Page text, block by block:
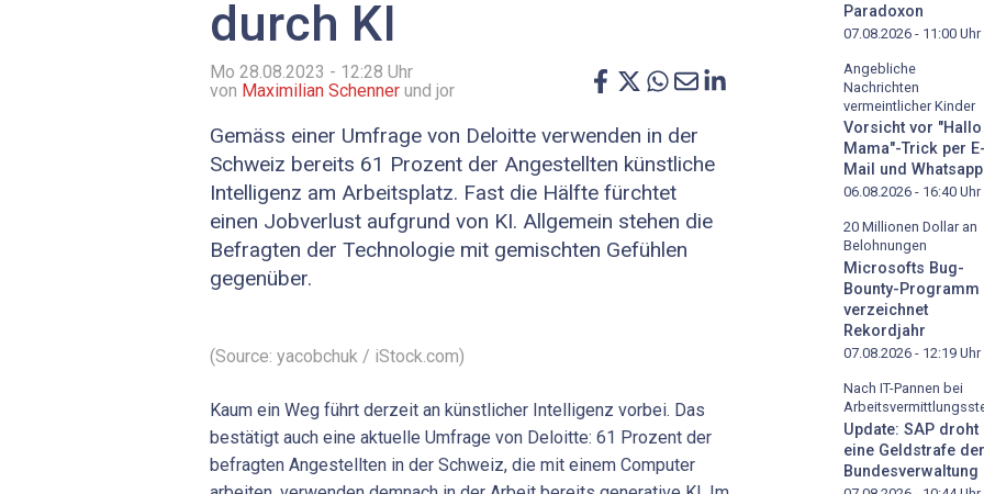
durch KI
Mo 28.08.2023 - 12:28 Uhr
von Maximilian Schenner und jor
Gemäss einer Umfrage von Deloitte verwenden in der
Schweiz bereits 61 Prozent der Angestellten künstliche
Intelligenz am Arbeitsplatz. Fast die Hälfte fürchtet
einen Jobverlust aufgrund von KI. Allgemein stehen die
Befragten der Technologie mit gemischten Gefühlen
gegenüber.
(Source: yacobchuk / iStock.com)
Kaum ein Weg führt derzeit an künstlicher Intelligenz vorbei. Das
bestätigt auch eine aktuelle Umfrage von Deloitte: 61 Prozent der
befragten Angestellten in der Schweiz, die mit einem Computer
Paradoxon
07.08.2026 - 11:00 Uhr
Angebliche
Nachrichten
vermeintlicher Kinder
Vorsicht vor "Hallo
Mama"-Trick per E-
Mail und Whatsapp
06.08.2026 - 16:40 Uhr
20 Millionen Dollar an
Belohnungen
Microsofts Bug-
Bounty-Programm
verzeichnet
Rekordjahr
07.08.2026 - 12:19 Uhr
Nach IT-Pannen bei
Update: SAP droht
eine Geldstrafe der
Bundesverwaltung